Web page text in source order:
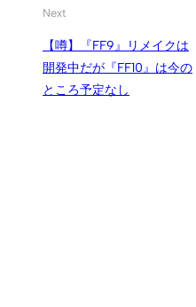
Next
【噂】『FF9』リメイクは
開発中だが『FF10』は今の
ところ予定なし